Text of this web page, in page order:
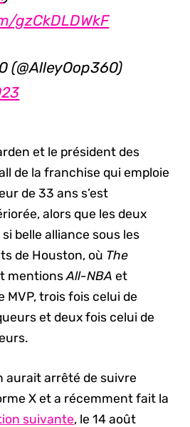
gzCkDLDWkF
(@AlleyOop360)
et le président des
de la franchise qui emploie
de 33 ans s’est
alors que les deux
belle alliance sous les
de Houston, où The
mentionsAll-NBA et
trois fois celui de
et deux fois celui de
aurait arrêté de suivre
X et a récemment fait la
suivante, le 14 août